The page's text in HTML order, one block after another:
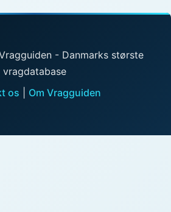
- Danmarks største
vragdatabase
os
Om Vragguiden